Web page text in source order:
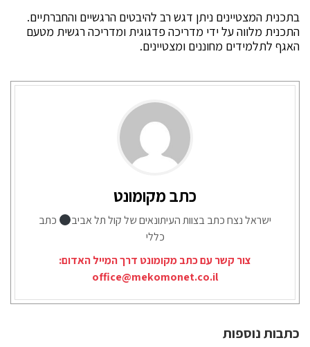
בתכנית המצטיינים ניתן דגש רב להיבטים הרגשיים והחברתיים.
התכנית מלווה על ידי מדריכה פדגוגית ומדריכה רגשית מטעם
האגף לתלמידים מחוננים ומצטיינים.
כתב מקומונט
ישראל נצח כתב בצוות העיתונאים של קול תל אביב
כתב
כללי
צור קשר עם כתב מקומונט דרך המייל האדום:
office@mekomonet.co.il
כתבות נוספות